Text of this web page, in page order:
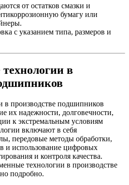
от остатков смазки и
бумагу или
с указанием типа, размеров и
в
в производстве подшипников
их надежности, долговечности,
к экстремальным условиям
включают в себя
передовые методы обработки,
и использование цифровых
и контроля качества.
технологии в производстве
подробно.